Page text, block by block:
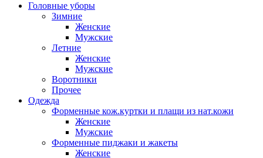
Головные уборы
Зимние
Женские
Мужские
Летние
Женские
Мужские
Воротники
Прочее
Одежда
Форменные кож.куртки и плащи из нат.кожи
Женские
Мужские
Форменные пиджаки и жакеты
Женские